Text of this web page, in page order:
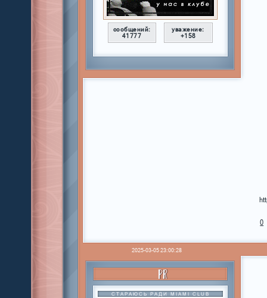
сообщений:
41777
уважение:
+158
0
2025-03-05 23:00:28
PR
СТАРАЮСЬ РАДИ MIAMI CLUB